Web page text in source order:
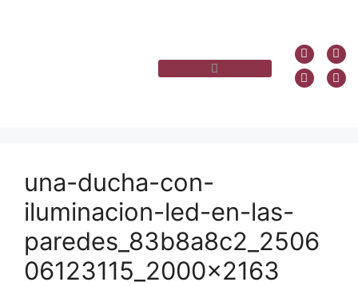
una-ducha-con-
iluminacion-led-en-las-
paredes_83b8a8c2_2506
06123115_2000x2163